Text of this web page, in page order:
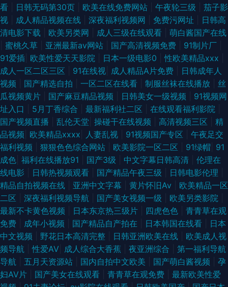
看
日韩无码第30页 欧美在线免费网站 午夜轮三级
茄子影
视
成人精品视频在线 深夜福利视频网 免费污网址
日韩高
清电影下载
欧美另类网 成人三级在线观看
萌白酱国产在线
蜜桃久草 亚洲最新av网站 国产高清视频免费 91制片厂
91爱插 欧美性爱天天影院 日本一级电影0 |性欧美精品xxx
成人一区二区三区
91在线视 成人精品A片免费
日韩成年人
视频
国产精选自拍 一区二区在线看 制服丝袜在线播放
丝
瓜视频黄片
国产麻豆精品视频 日韩美女一级视频
91视频网
址入口
5月丁香综合 最新福利社二区 在线观看福利影院
国产视频直播
乱伦天堂 操碰干在线视频 高清视频三区
精
品视频 欧美精品xxxx 人妻乱视 91视频国产专区
午夜足交
福利视频
狠狠色色综合网站 欧美影院一区二区 91绿帽 91
成色 福利在线播放91 国产3级 中文字幕日韩高清
伦理在
线电影
日韩热视频观看 国产精品午夜三级 日韩电影伦理
精品自拍视频在线
亚洲中文字幕 黄片怀旧Av
欧美精品一区
二区
深夜福利视频导航 国产美女视频一级 欧美另类影院
最新不卡黄色视频
日本东京热三级片 四虎色色
青青草在观
免费
成年小视频 国产精品自产拍在 日本韩国在线看
日本
中文视频
野花日本高清完整 日韩亚洲欧美在线
欧美成人视
频导航
|性爱AV 成人综合大香蕉 夜亚洲综合
第一福利导航
导航
五月天资源站 国内自拍中文欧美 国产萌白酱视频
孕
妇AV片
国产美女在线观看 青青草在观免费
最新欧美性爱